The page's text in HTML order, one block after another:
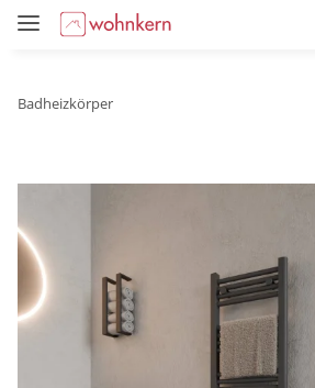
Badheizkörper